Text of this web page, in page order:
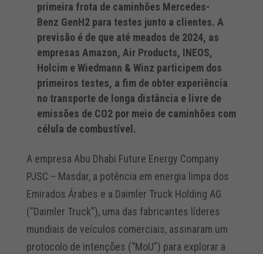
primeira frota de caminhões Mercedes-
Benz GenH2 para testes junto a clientes. A
previsão é de que até meados de 2024, as
empresas Amazon, Air Products, INEOS,
Holcim e Wiedmann & Winz participem dos
primeiros testes, a fim de obter experiência
no transporte de longa distância e livre de
emissões de CO2 por meio de caminhões com
célula de combustível.
A empresa Abu Dhabi Future Energy Company
PJSC – Masdar, a potência em energia limpa dos
Emirados Árabes e a Daimler Truck Holding AG
(“Daimler Truck”), uma das fabricantes líderes
mundiais de veículos comerciais, assinaram um
protocolo de intenções (“MoU”) para explorar a